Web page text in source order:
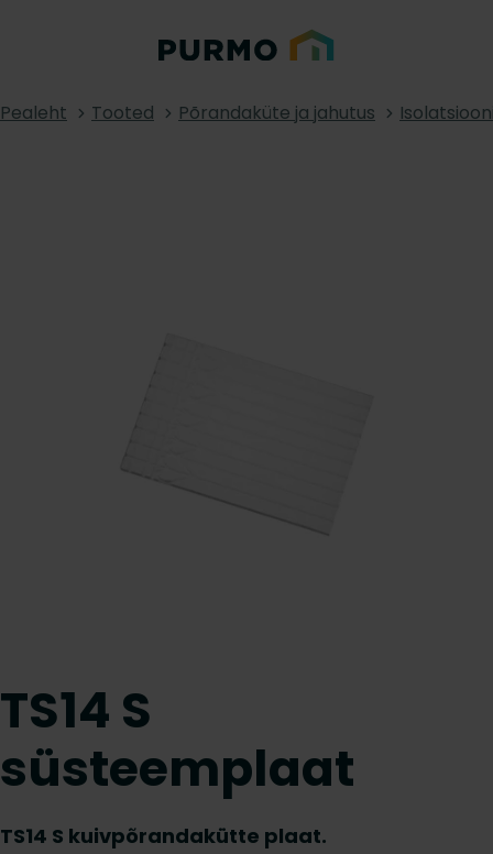
Pealeht Tooted Põrandaküte ja jahutus
TS14 S
süsteemplaat
TS14 S kuivpõrandakütte plaat.